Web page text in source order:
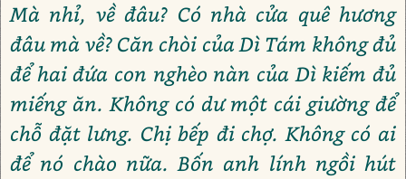
Mà nhỉ, về đâu? Có nhà cửa quê hương
đâu mà về? Căn chòi của Dì Tám không đủ
để hai đứa con nghèo nàn của Dì kiếm đủ
miếng ăn. Không có dư một cái giường để
chỗ đặt lưng. Chị bếp đi chợ. Không có ai
để nó chào nữa. Bốn anh lính ngồi hút